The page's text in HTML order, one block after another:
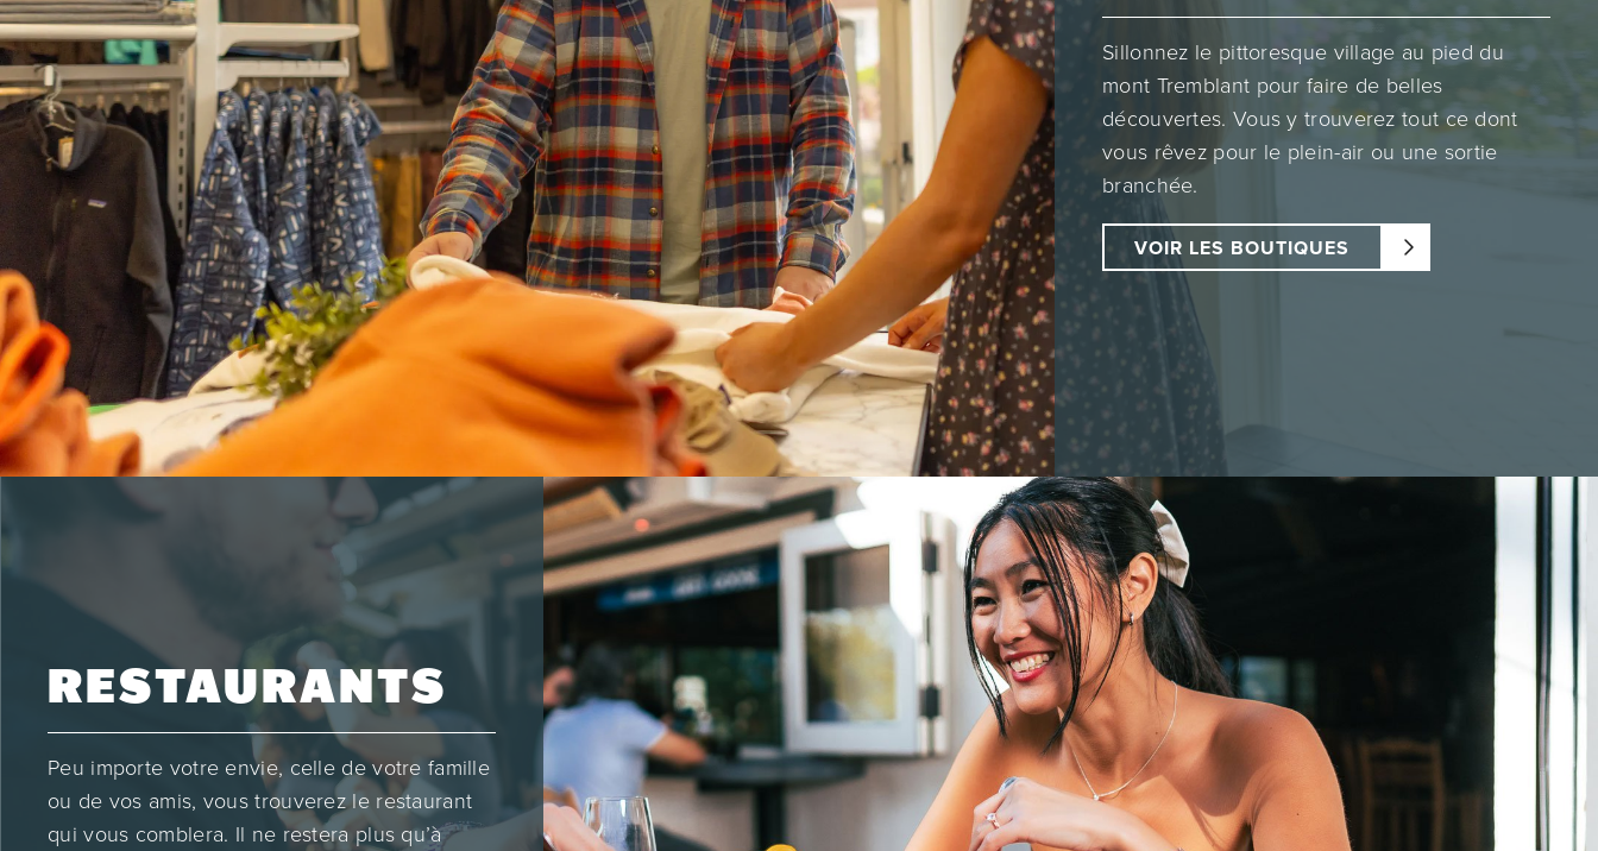
Sillonnez le pittoresque village au pied du
mont Tremblant pour faire de belles
découvertes. Vous y trouverez tout ce dont
vous rêvez pour le plein-air ou une sortie
branchée.
VOIR LES BOUTIQUES
RESTAURANTS
Peu importe votre envie, celle de votre famille
ou de vos amis, vous trouverez le restaurant
qui vous comblera. Il ne restera plus qu’à